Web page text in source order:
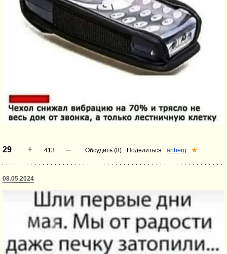
29 + 413 – Обсудить (8) Поделиться anberg ★
08.05.2024